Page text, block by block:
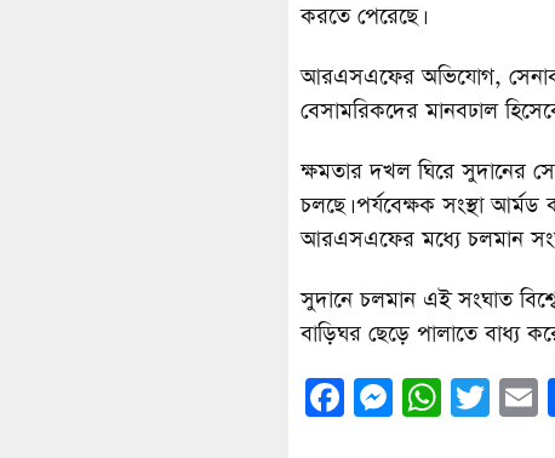
করতে পেরেছে।
আরএসএফের অভিযোগ,
বেসামরিকদের মানবঢাল
ক্ষমতার দখল ঘিরে সুদানের
চলছে। পর্যবেক্ষক সংস্থা
আরএসএফের মধ্যে চলমান
সুদানে চলমান এই সংঘাত
বাড়িঘর ছেড়ে পালাতে বাধ্য
Facebook